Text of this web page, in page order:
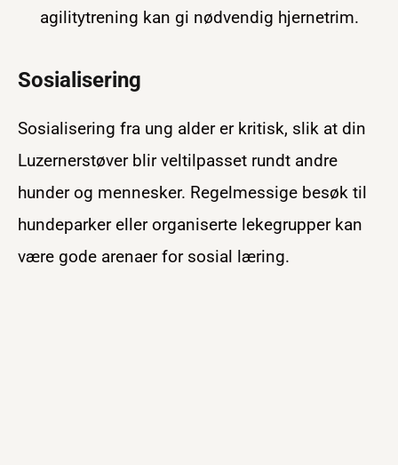
agilitytrening kan gi nødvendig hjernetrim.
Sosialisering
Sosialisering fra ung alder er kritisk, slik at din
Luzernerstøver blir veltilpasset rundt andre
hunder og mennesker. Regelmessige besøk til
hundeparker eller organiserte lekegrupper kan
være gode arenaer for sosial læring.